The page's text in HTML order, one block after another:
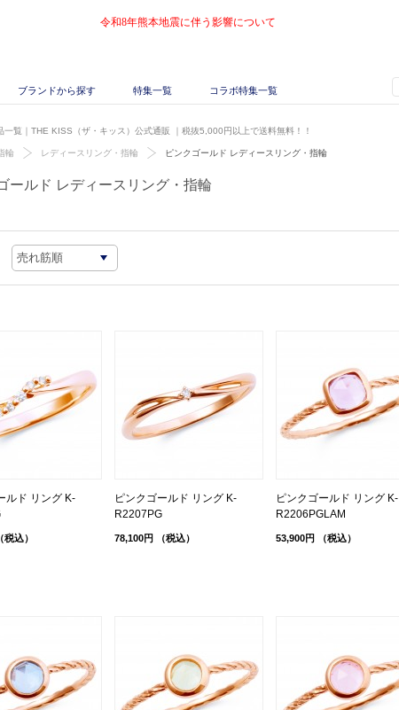
令和8年熊本地震に伴う影響について
ブランドから探す 特集一覧 コラボ特集一覧
一覧｜THE KISS（ザ・キッス）公式通販 ｜税抜5,000円以上で送料無料！！
輪 レディースリング・指輪 ピンクゴールド レディースリング・指輪
ールド レディースリング・指輪
ルド リング K-
税込）
ピンクゴールド リング K-
R2207PG
78,100円 （税込）
ピンクゴールド リング K-
R2206PGLAM
53,900円 （税込）